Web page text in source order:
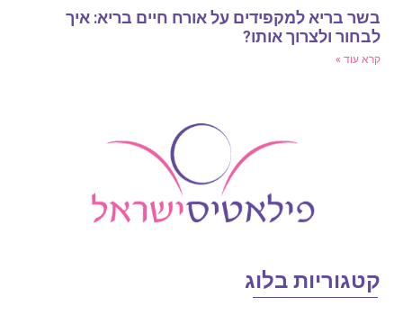
בריא למקפידים על אורח חיים בריא: איך
ולצרוך אותו?
עוד »
בלוג